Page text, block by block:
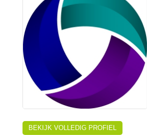
BEKIJK VOLLEDIG PROFIEL